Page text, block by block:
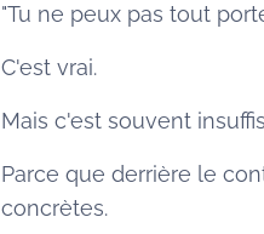
"Tu ne peux pas tout
C'est vrai.
Mais c'est souvent
Parce que derrière le
concrètes.